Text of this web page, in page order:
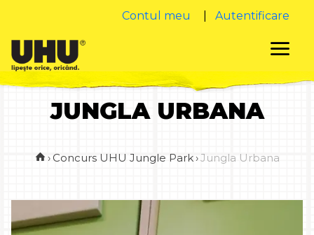
Contul meu Autentificare
JUNGLA URBANA
› Concurs UHU Jungle Park›Jungla Urbana